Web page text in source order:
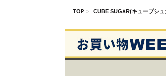
TOP CUBE SUGAR(キューブシュ